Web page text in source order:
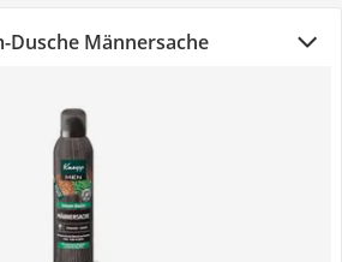
Dusche Männersache